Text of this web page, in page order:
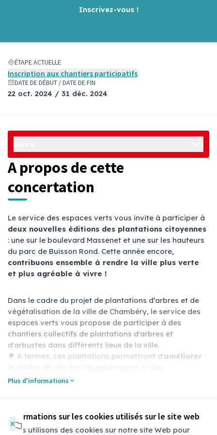
Informations sur les cookies utilisés sur le site web
Nous utilisons des cookies sur notre site Web pour
Inscrivez-vous !
ÉTAPE ACTUELLE
Inscription aux chantiers participatifs
DATE DE DÉBUT / DATE DE FIN
22 oct. 2024 / 31 déc. 2024
A propos de cette
concertation
Le service des espaces verts vous invite à participer à
deux nouvelles éditions des plantations citoyennes
: une sur le boulevard Massenet et une sur les hauteurs
du parc de Buisson Rond. Cette année encore,
contribuons ensemble à rendre la ville plus verte
et plus agréable à vivre !
Dans le cadre du projet de plantations d’arbres et de
végétalisation de la ville de Chambéry, le service des
espaces verts vous propose de participer à des
chantiers collectifs de plantations d'arbres et
d'arbustes dans différents lieux de la ville.
🌳 A termes, ces plantations permettront d'améliorer
Chambériens en participant à la lutte contre les îlots de
biodiversité
en développant les connexions entre les
espaces végétalisés et en offrant des habitats et des
Plus d'informations
Référence : chbry-PART-2024-09-94
×